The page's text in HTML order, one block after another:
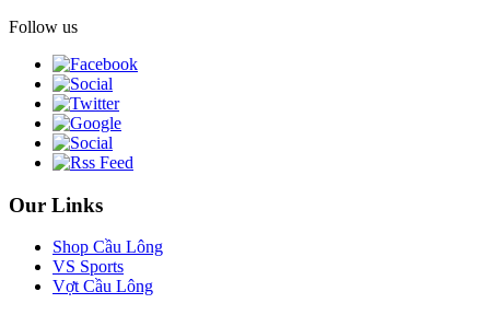
Follow us
Our Links
Shop Cầu Lông
VS Sports
Vợt Cầu Lông